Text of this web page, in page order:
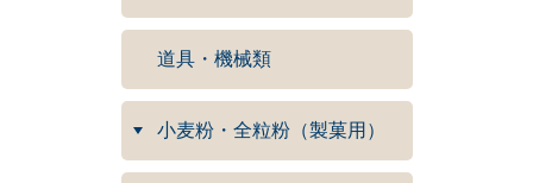
道具・機械類
小麦粉・全粒粉（製菓用）